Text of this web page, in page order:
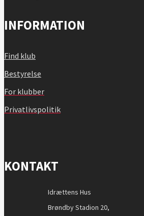
INFORMATION
Find klub
Bestyrelse
For klubber
Privatlivspolitik
KONTAKT
Idrættens Hus
Brøndby Stadion 20,